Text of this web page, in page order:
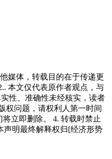
媒体，转载目的在于传递更
本文仅代表原作者观点，与
性、准确性未经核实，读者
权问题，请权利人第一时间
立即删除。 4. 转载时禁止
声明最终解释权归[经济形势